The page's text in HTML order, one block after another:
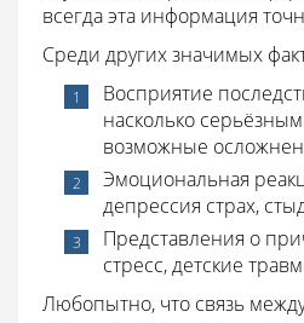
всегда эта информация
Среди других значимых
Восприятие
насколько
возможные
Эмоциональная
депрессия страх,
Представления о
стресс, детские
Любопытно, что связь